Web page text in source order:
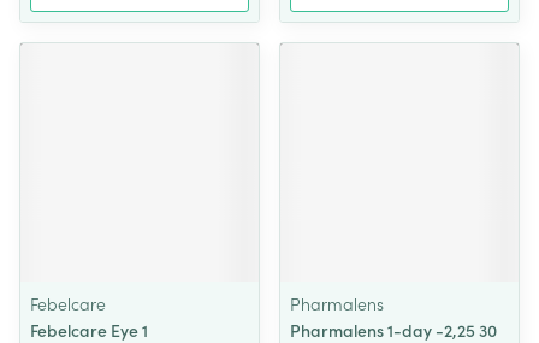
Febelcare
Febelcare Eye 1
Pharmalens
Pharmalens 1-day -2,25 30